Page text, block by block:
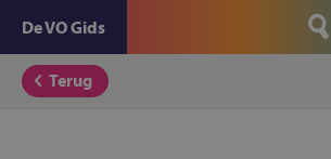
De VO Gids
Terug